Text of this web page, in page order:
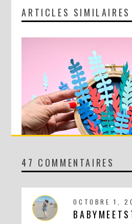
ARTICLES SIMILAIRES
DIY MA FORÊT DE
47 COMMENTAIRES
OCTOBRE 1,